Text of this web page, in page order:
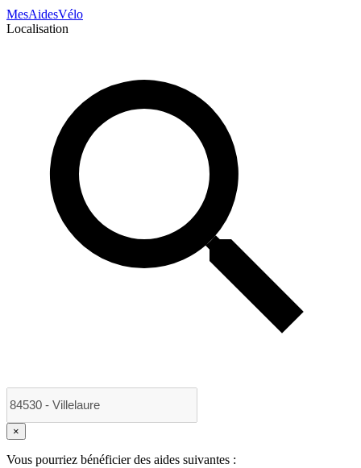
MesAidesVélo
Localisation
×
Vous pourriez bénéficier des aides suivantes :